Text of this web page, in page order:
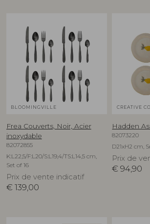
BLOOMINGVILLE
Frea Couverts, Noir, Acier
inoxydable
82072855
K:L22,5/F:L20/S:L19,4/TS:L14,5 cm,
Set of 16
Prix de vente indicatif
€ 139,00
CREATIVE
Hadden
82073220
D21xH2 cm,
Prix de
€ 94,90